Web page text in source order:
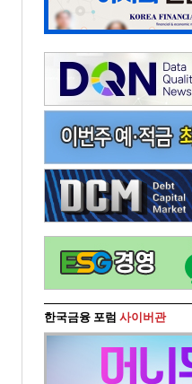
한국금융 포럼 사이버관